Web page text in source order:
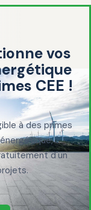
vos
CEE !
à des primes
d'un